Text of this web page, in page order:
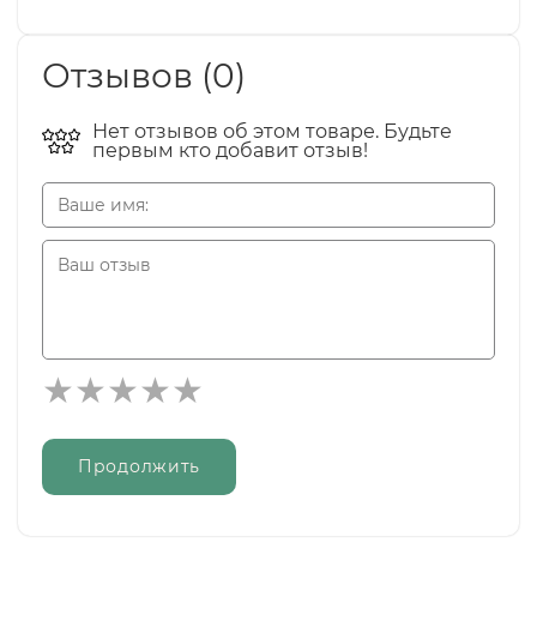
Отзывов (0)
Нет отзывов об этом товаре. Будьте
первым кто добавит отзыв!
Продолжить